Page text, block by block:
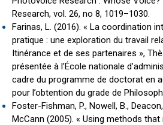
Research, vol. 26, no 8, 1019–1030.
Farinas, L. (2016). « La coordination
pratique : une exploration du travail
Itinérance et de ses partenaires »,
présentée à l’École nationale
cadre du programme de doctorat en
pour l’obtention du grade de
Foster-Fishman, P., Nowell, B.,
McCann (2005). « Using methods